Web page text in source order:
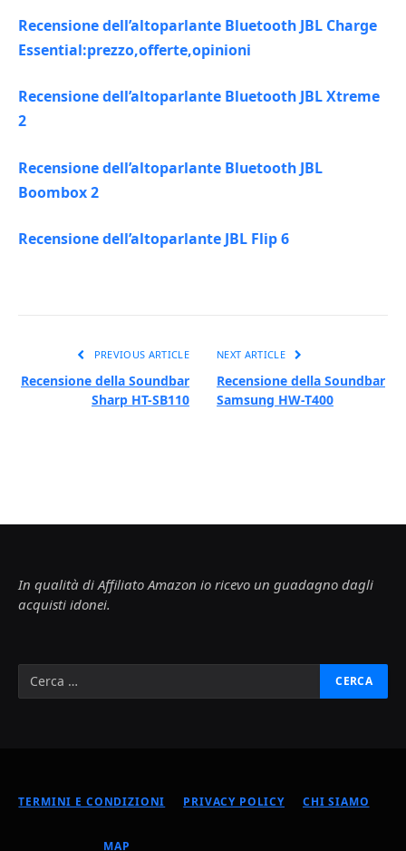
Recensione dell’altoparlante Bluetooth JBL Charge
Essential:prezzo,offerte,opinioni
Recensione dell’altoparlante Bluetooth JBL Xtreme
2
Recensione dell’altoparlante Bluetooth JBL
Boombox 2
Recensione dell’altoparlante JBL Flip 6
PREVIOUS ARTICLE
Recensione della Soundbar
Sharp HT-SB110
NEXT ARTICLE
Recensione della Soundbar
Samsung HW-T400
In qualità di Affiliato Amazon io ricevo un guadagno dagli
acquisti idonei.
TERMINI E CONDIZIONI PRIVACY POLICY CHI SIAMO
MAP